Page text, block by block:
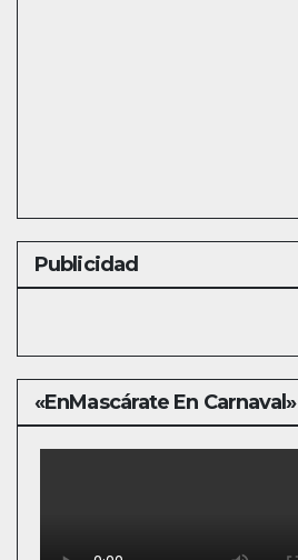
Publicidad
«EnMascárate En Carnaval»